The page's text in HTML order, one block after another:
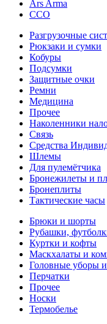
Ars Arma
ССО
Разгрузочные
Рюкзаки и сумки
Кобуры
Подсумки
Защитные очки
Ремни
Медицина
Прочее
Наколенники
Связь
Средства
Шлемы
Для пулемётчика
Бронежилеты и
Бронеплиты
Тактические часы
Брюки и шорты
Рубашки,
Куртки и кофты
Маскхалаты и
Головные уборы
Перчатки
Прочее
Носки
Термобелье